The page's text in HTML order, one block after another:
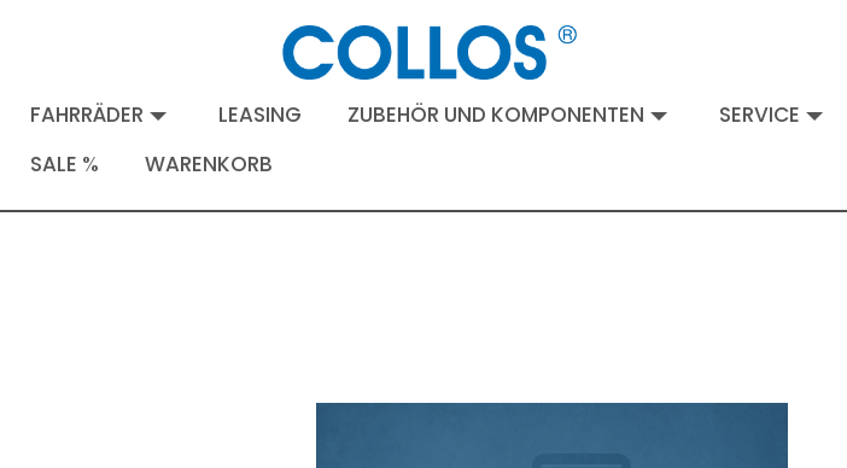
FAHRRÄDER LEASING ZUBEHÖR UND KOMPONENTEN SERVICE
SALE %
WARENKORB